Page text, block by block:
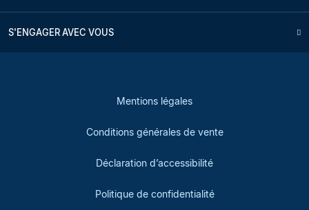
S'ENGAGER AVEC VOUS
Mentions légales
Conditions générales de vente
Déclaration d’accessibilité
Politique de confidentialité